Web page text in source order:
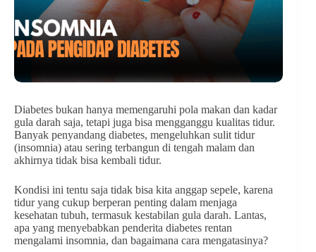
Diabetes bukan hanya memengaruhi pola makan dan kadar
gula darah saja, tetapi juga bisa mengganggu kualitas tidur.
Banyak penyandang diabetes, mengeluhkan sulit tidur
(insomnia) atau sering terbangun di tengah malam dan
akhirnya tidak bisa kembali tidur.
Kondisi ini tentu saja tidak bisa kita anggap sepele, karena
tidur yang cukup berperan penting dalam menjaga
kesehatan tubuh, termasuk kestabilan gula darah. Lantas,
apa yang menyebabkan penderita diabetes rentan
mengalami insomnia, dan bagaimana cara mengatasinya?